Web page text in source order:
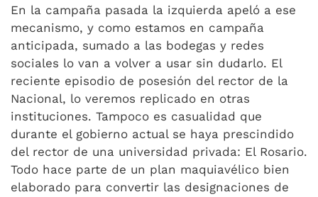
En la campaña pasada la izquierda apeló a ese
mecanismo, y como estamos en campaña
anticipada, sumado a las bodegas y redes
sociales lo van a volver a usar sin dudarlo. El
reciente episodio de posesión del rector de la
Nacional, lo veremos replicado en otras
instituciones. Tampoco es casualidad que
durante el gobierno actual se haya prescindido
del rector de una universidad privada: El Rosario.
Todo hace parte de un plan maquiavélico bien
elaborado para convertir las designaciones de